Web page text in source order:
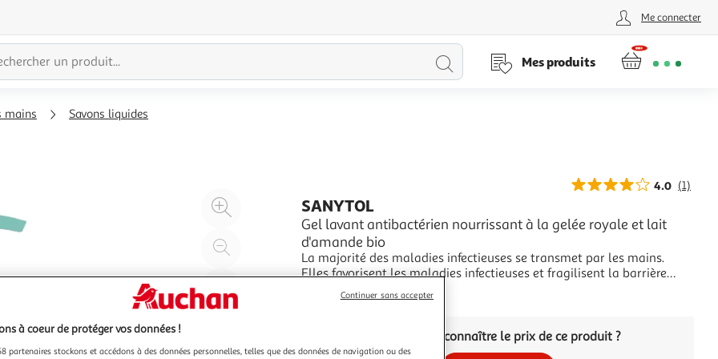
Me connecter
Lancer
Mes produits
mains Savons liquides
Agrandir
l'illustration
l'illustration
à
100
Partager
le
4.0 (1)
SANYTOL
Gel lavant antibactérien nourrissant à la gelée royale et lait
d'amande bio
La majorité des maladies infectieuses se transmet par les mains.
Elles favorisent les maladies infectieuses et fragilisent la barrière
cutanée, aggravant ainsi la sécheresse des mains. SANYTOL, l'expert
antibactérien, a développé un savon liquide antibactérien formulé
En savoir +
Vous voulez connaître le prix de ce produit ?
à coeur de protéger vos données !
partenaires stockons et accédons à des données personnelles, telles que des données de navigation ou des
Continuer sans accepter